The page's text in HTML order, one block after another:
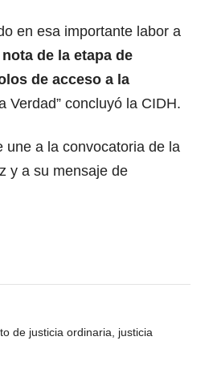
en esa importante labor a
de la etapa de
de acceso a la
Verdad” concluyó la CIDH.
une a la convocatoria de la
y a su mensaje de
de justicia ordinaria, justicia